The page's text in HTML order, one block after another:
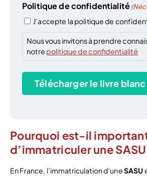
Politique de confidentialité
J’accepte la politique de
Nous vous invitons à prendre
notre politique de confidentialité
Télécharger le livre blanc
Pourquoi est-il
d’immatriculer une SASU
En France, l’immatriculation d’uneSASU